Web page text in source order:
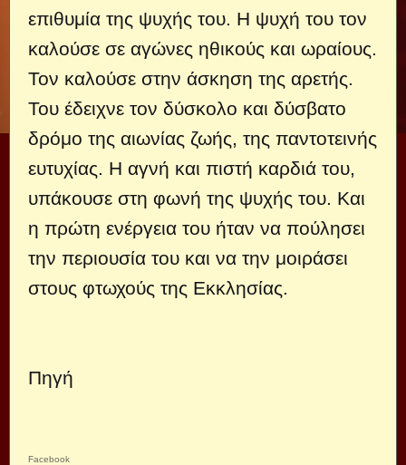
επιθυμία της ψυχής του. Η ψυχή του τον
καλούσε σε αγώνες ηθικούς και ωραίους.
Τον καλούσε στην άσκηση της αρε­τής.
Του έδειχνε τον δύσκολο και δύσβατο
δρόμο της αιωνίας ζωής, της παντοτεινής
ευτυχίας. H αγνή και πιστή καρδιά του,
υπάκουσε στη φωνή της ψυχής του. Και
η πρώτη ενέργεια του ή­ταν να πούλησει
την περιουσία του και να την μοιράσει
στους φτωχούς της Εκκλησίας.
Πηγή
Facebook